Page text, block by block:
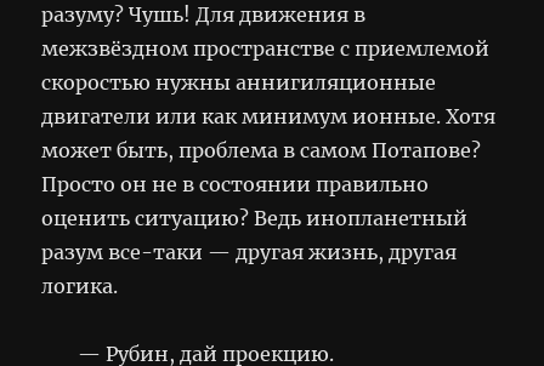
разуму? Чушь! Для движения в
межзвёздном пространстве с приемлемой
скоростью нужны аннигиляционные
двигатели или как минимум ионные. Хотя
может быть, проблема в самом Потапове?
Просто он не в состоянии правильно
оценить ситуацию? Ведь инопланетный
разум все-таки — другая жизнь, другая
логика.
— Рубин, дай проекцию.